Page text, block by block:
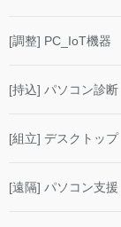
[調整] PC_IoT機器
[持込] パソコン診断
[組立] デスクトップ
[遠隔] パソコン支援